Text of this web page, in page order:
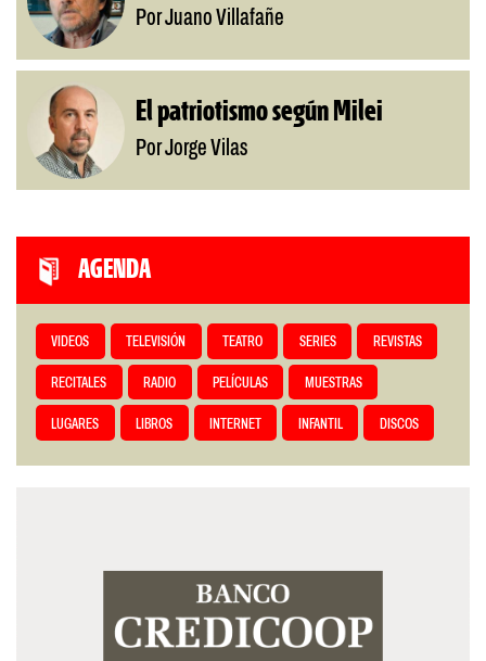
Por Juano Villafañe
El patriotismo según Milei
Por Jorge Vilas
AGENDA
VIDEOS TELEVISIÓN TEATRO SERIES REVISTAS
RECITALES RADIO PELÍCULAS MUESTRAS
LUGARES LIBROS INTERNET INFANTIL DISCOS